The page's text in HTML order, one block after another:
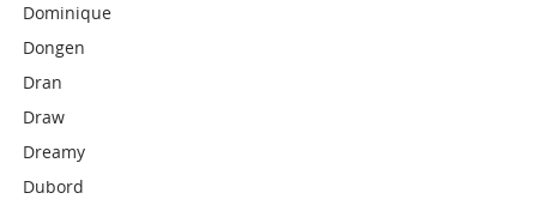
Dominique
Dongen
Dran
Draw
Dreamy
Dubord